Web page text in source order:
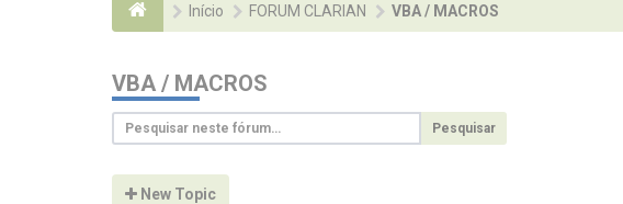
Início FORUM CLARIAN VBA / MACROS
VBA / MACROS
Pesquisar
New Topic